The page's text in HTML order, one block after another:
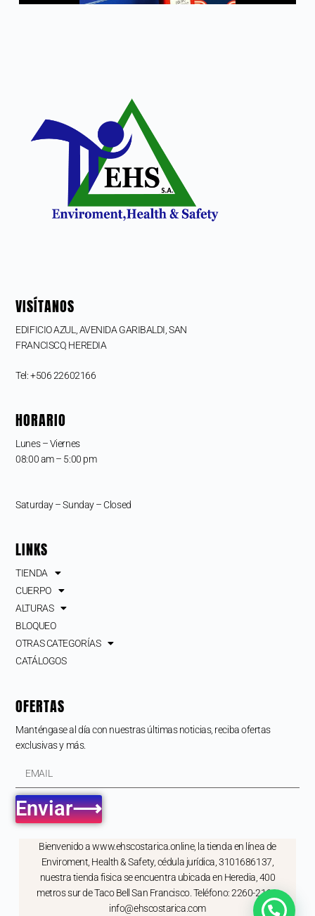
VISÍTANOS
EDIFICIO AZUL, AVENIDA GARIBALDI, SAN
FRANCISCO, HEREDIA
Tel: +506 22602166
HORARIO
Lunes – Viernes
08:00 am – 5:00 pm
Saturday – Sunday – Closed
LINKS
TIENDA
CUERPO
ALTURAS
BLOQUEO
OTRAS CATEGORÍAS
CATÁLOGOS
OFERTAS
Manténgase al día con nuestras últimas noticias, reciba ofertas
exclusivas y más.
Enviar⟶
Bienvenido a www.ehscostarica.online, la tienda en línea de
Enviroment, Health & Safety, cédula jurídica, 3101686137,
nuestra tienda fisica se encuentra ubicada en Heredia, 400
metros sur de Taco Bell San Francisco. Teléfono: 2260-2166,
info@ehscostarica.com